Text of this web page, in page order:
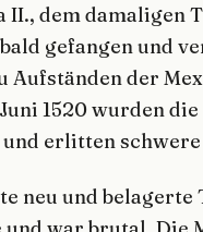
II., dem damaligen
gefangen und
der
1520 wurden
erlitten
neu und belagerte